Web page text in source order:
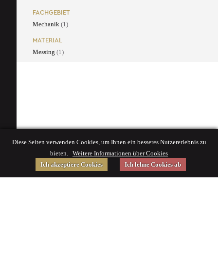
FACHGEBIET
Mechanik (1)
MATERIAL
Messing (1)
Diese Seiten verwenden Cookies, um Ihnen ein besseres Nutzererlebnis zu
bieten. Weitere Informationen über Cookies
Ich akzeptiere Cookies
Ich lehne Cookies ab